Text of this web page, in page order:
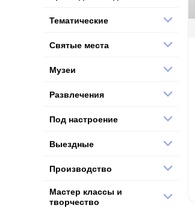
Тематические
Святые места
Музеи
Развлечения
Под настроение
Выездные
Производство
Мастер классы и
творчество